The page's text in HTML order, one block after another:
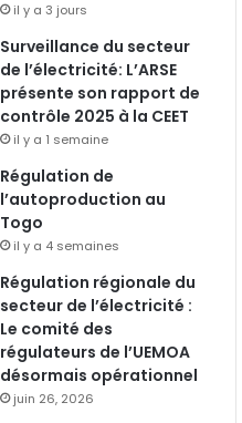
il y a 3 jours
Surveillance du secteur
de l’électricité: L’ARSE
présente son rapport de
contrôle 2025 à la CEET
il y a 1 semaine
Régulation de
l’autoproduction au
Togo
il y a 4 semaines
Régulation régionale du
secteur de l’électricité :
Le comité des
régulateurs de l’UEMOA
désormais opérationnel
juin 26, 2026